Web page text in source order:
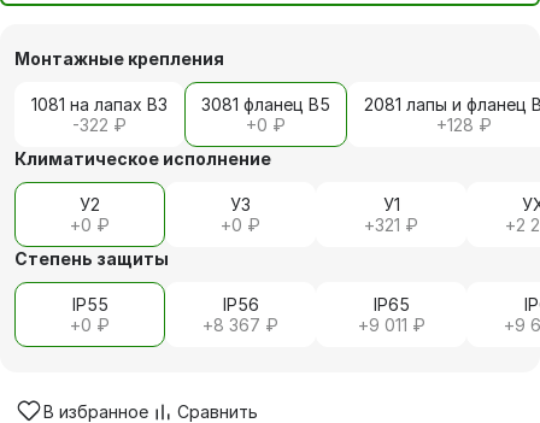
Монтажные крепления
1081 на лапах В3
-322 ₽
3081 фланец В5
+0 ₽
2081 лапы и фланец
+128 ₽
Климатическое исполнение
У2
+0 ₽
У3
+0 ₽
У1
+321 ₽
+2
Степень защиты
IP55
+0 ₽
IP56
+8 367 ₽
IP65
+9 011 ₽
+9
В избранное Сравнить